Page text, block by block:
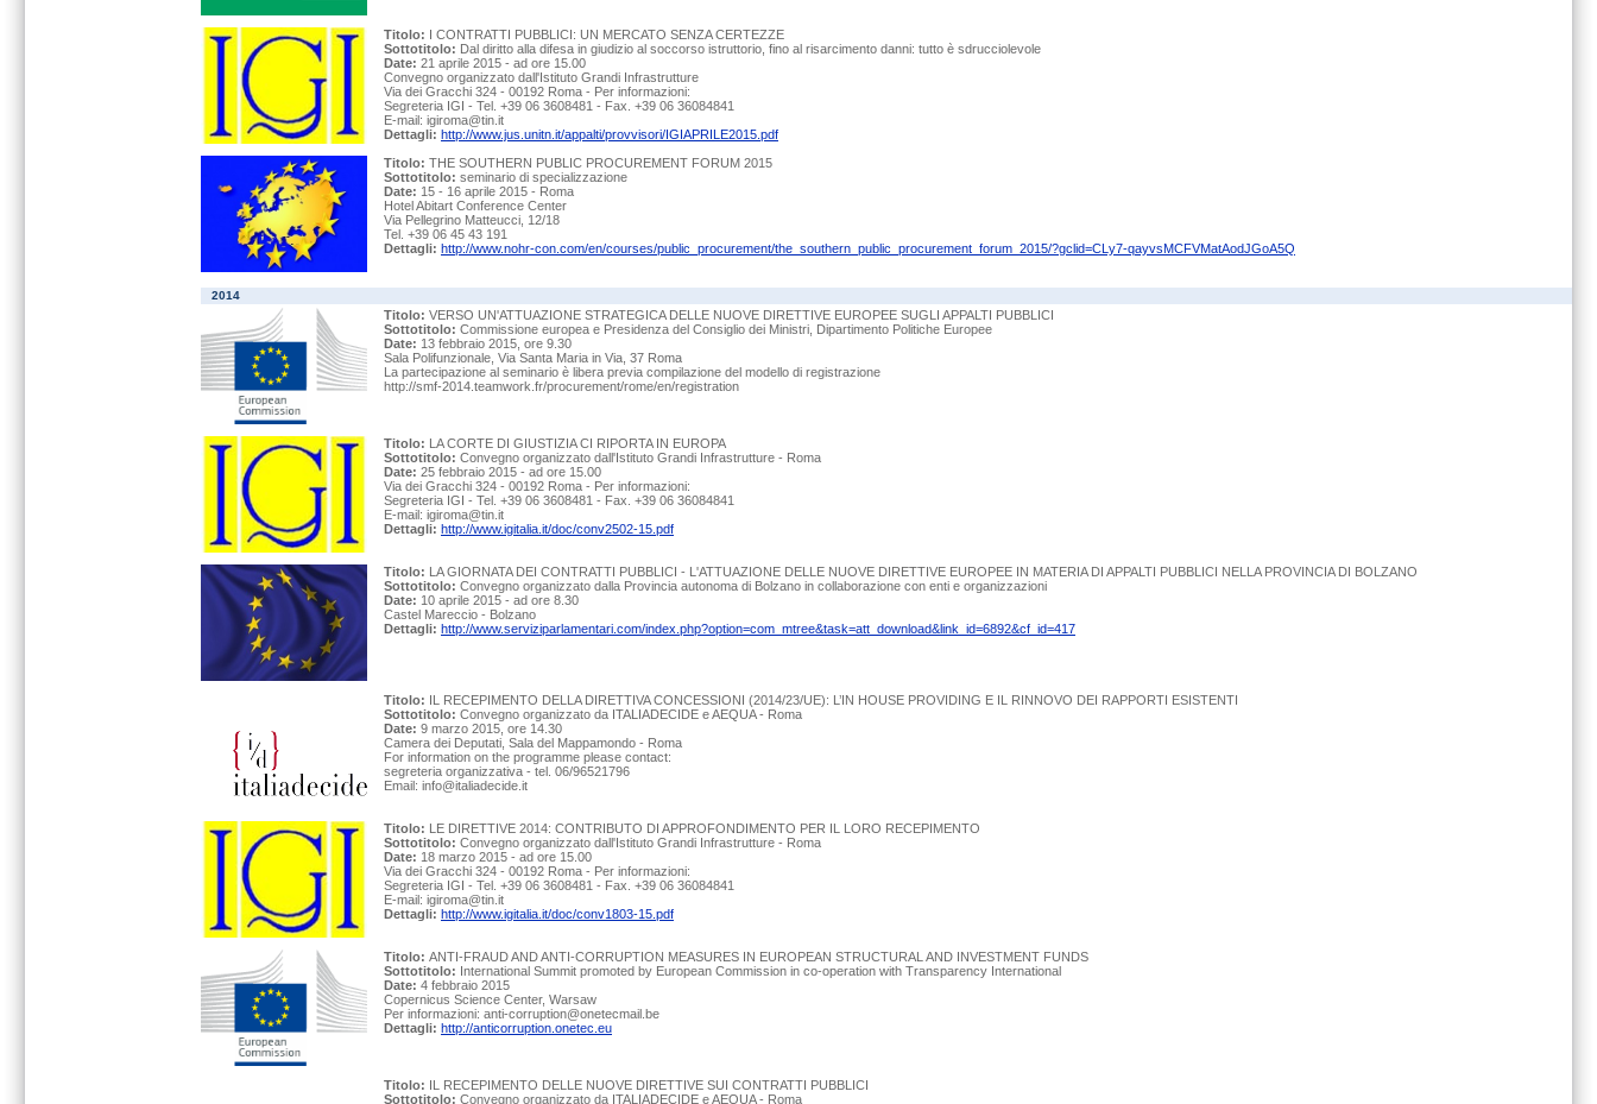
Titolo: I CONTRATTI PUBBLICI: UN MERCATO SENZA CERTEZZE
Sottotitolo: Dal diritto alla difesa in giudizio al soccorso istruttorio, fino al risarcimento danni: tutto è sdrucciolevole
Date: 21 aprile 2015 - ad ore 15.00
Convegno organizzato dall'Istituto Grandi Infrastrutture
Via dei Gracchi 324 - 00192 Roma - Per informazioni:
Segreteria IGI - Tel. +39 06 3608481 - Fax. +39 06 36084841
E-mail: igiroma@tin.it
Dettagli: http://www.jus.unitn.it/appalti/provvisori/IGIAPRILE2015.pdf
Titolo: THE SOUTHERN PUBLIC PROCUREMENT FORUM 2015
Sottotitolo: seminario di specializzazione
Date: 15 - 16 aprile 2015 - Roma
Hotel Abitart Conference Center
Via Pellegrino Matteucci, 12/18
Tel. +39 06 45 43 191
Dettagli: http://www.nohr-con.com/en/courses/public_procurement/the_southern_public_procurement_forum_2015/?gclid=CLy7-qayvsMCFVMatAodJGoA5Q
2014
Titolo: VERSO UN'ATTUAZIONE STRATEGICA DELLE NUOVE DIRETTIVE EUROPEE SUGLI APPALTI PUBBLICI
Sottotitolo: Commissione europea e Presidenza del Consiglio dei Ministri, Dipartimento Politiche Europee
Date: 13 febbraio 2015, ore 9.30
Sala Polifunzionale, Via Santa Maria in Via, 37 Roma
La partecipazione al seminario è libera previa compilazione del modello di registrazione
http://smf-2014.teamwork.fr/procurement/rome/en/registration
Titolo: LA CORTE DI GIUSTIZIA CI RIPORTA IN EUROPA
Sottotitolo: Convegno organizzato dall'Istituto Grandi Infrastrutture - Roma
Date: 25 febbraio 2015 - ad ore 15.00
Via dei Gracchi 324 - 00192 Roma - Per informazioni:
Segreteria IGI - Tel. +39 06 3608481 - Fax. +39 06 36084841
E-mail: igiroma@tin.it
Dettagli: http://www.igitalia.it/doc/conv2502-15.pdf
Titolo: LA GIORNATA DEI CONTRATTI PUBBLICI - L'ATTUAZIONE DELLE NUOVE DIRETTIVE EUROPEE IN MATERIA DI APPALTI PUBBLICI NELLA PROVINCIA DI BOLZANO
Sottotitolo: Convegno organizzato dalla Provincia autonoma di Bolzano in collaborazione con enti e organizzazioni
Date: 10 aprile 2015 - ad ore 8.30
Castel Mareccio - Bolzano
Dettagli: http://www.serviziparlamentari.com/index.php?option=com_mtree&task=att_download&link_id=6892&cf_id=417
Titolo: IL RECEPIMENTO DELLA DIRETTIVA CONCESSIONI (2014/23/UE): L’IN HOUSE PROVIDING E IL RINNOVO DEI RAPPORTI ESISTENTI
Sottotitolo: Convegno organizzato da ITALIADECIDE e AEQUA - Roma
Date: 9 marzo 2015, ore 14.30
Camera dei Deputati, Sala del Mappamondo - Roma
For information on the programme please contact:
segreteria organizzativa - tel. 06/96521796
Email: info@italiadecide.it
Titolo: LE DIRETTIVE 2014: CONTRIBUTO DI APPROFONDIMENTO PER IL LORO RECEPIMENTO
Sottotitolo: Convegno organizzato dall'Istituto Grandi Infrastrutture - Roma
Date: 18 marzo 2015 - ad ore 15.00
Via dei Gracchi 324 - 00192 Roma - Per informazioni:
Segreteria IGI - Tel. +39 06 3608481 - Fax. +39 06 36084841
E-mail: igiroma@tin.it
Dettagli: http://www.igitalia.it/doc/conv1803-15.pdf
Titolo: ANTI-FRAUD AND ANTI-CORRUPTION MEASURES IN EUROPEAN STRUCTURAL AND INVESTMENT FUNDS
Sottotitolo: International Summit promoted by European Commission in co-operation with Transparency International
Date: 4 febbraio 2015
Copernicus Science Center, Warsaw
Per informazioni: anti-corruption@onetecmail.be
Dettagli: http://anticorruption.onetec.eu
Titolo: IL RECEPIMENTO DELLE NUOVE DIRETTIVE SUI CONTRATTI PUBBLICI
Sottotitolo: Convegno organizzato da ITALIADECIDE e AEQUA - Roma